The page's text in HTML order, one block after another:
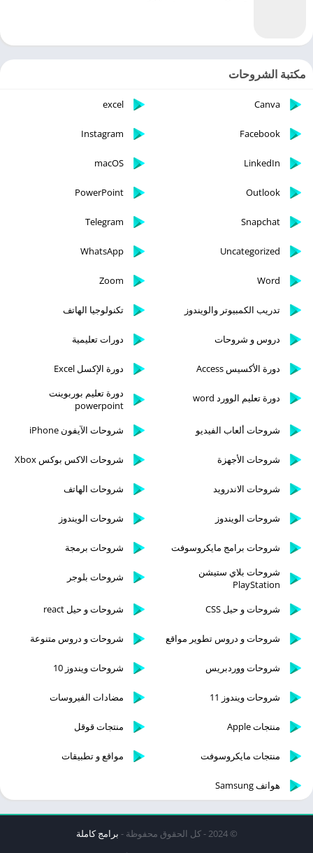
مكتبة الشروحات
Canva
excel
Facebook
Instagram
LinkedIn
macOS
Outlook
PowerPoint
Snapchat
Telegram
Uncategorized
WhatsApp
Word
Zoom
تدريب الكمبيوتر والويندوز تكنولوجيا الهاتف
دروس و شروحات دورات تعليمية
دورة الأكسيس Access دورة الإكسل Excel
دورة تعليم الوورد word
دورة تعليم بوربوينت
powerpoint
شروحات ألعاب الفيديو
شروحات الآيفون iPhone
شروحات الأجهزة شروحات الاكس بوكس Xbox
شروحات الاندرويد شروحات الهاتف
شروحات الويندوز شروحات الويندوز
شروحات برامج مايكروسوفت
شروحات برمجة
شروحات بلاي ستيشن
PlayStation
شروحات بلوجر
شروحات و حيل CSS شروحات و حيل react
شروحات و دروس تطوير مواقع شروحات و دروس متنوعة
شروحات ووردبريس شروحات ويندوز 10
شروحات ويندوز 11 مضادات الفيروسات
منتجات Apple منتجات قوقل
منتجات مايكروسوفت مواقع و تطبيقات
هواتف Samsung
© 2024 - كل الحقوق محفوظة - برامج كاملة